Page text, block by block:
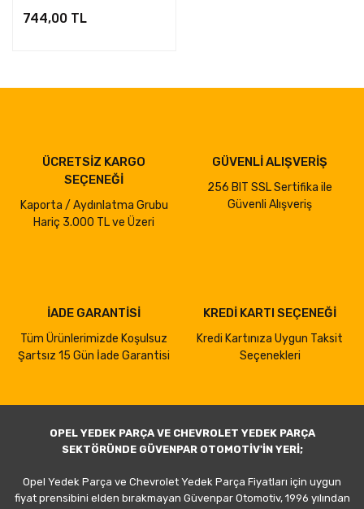
744,00 TL
ÜCRETSİZ KARGO
SEÇENEĞİ
Kaporta / Aydınlatma Grubu
Hariç 3.000 TL ve Üzeri
GÜVENLİ ALIŞVERİŞ
256 BIT SSL Sertifika ile
Güvenli Alışveriş
İADE GARANTİSİ
Tüm Ürünlerimizde Koşulsuz
Şartsız 15 Gün İade Garantisi
KREDİ KARTI SEÇENEĞİ
Kredi Kartınıza Uygun Taksit
Seçenekleri
OPEL YEDEK PARÇA VE CHEVROLET YEDEK PARÇA
SEKTÖRÜNDE GÜVENPAR OTOMOTİV'İN YERİ;
Opel Yedek Parça ve Chevrolet Yedek Parça Fiyatları için uygun
fiyat prensibini elden bırakmayan Güvenpar Otomotiv, 1996 yılından